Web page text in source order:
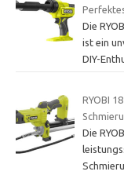
Die
ist ein
DIY-
RYOBI
Die